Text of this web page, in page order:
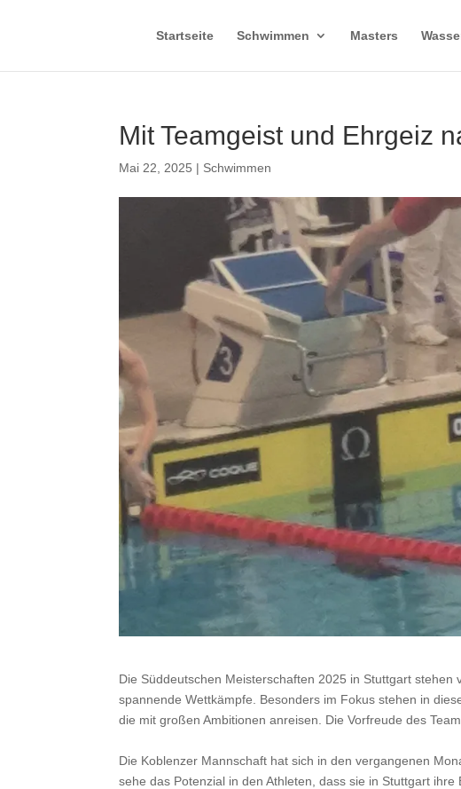
Startseite Schwimmen Masters
Mit Teamgeist und Ehrgeiz
Mai 22, 2025 | Schwimmen
Die Süddeutschen Meisterschaften 2025 in Stuttgart
spannende Wettkämpfe. Besonders im Fokus stehen in
die mit großen Ambitionen anreisen. Die Vorfreude des
Die Koblenzer Mannschaft hat sich in den vergangenen
sehe das Potenzial in den Athleten, dass sie in Stuttgart ihre